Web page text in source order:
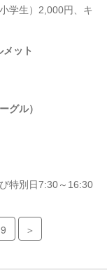
学生）2,000円、キ
ット
グル）
特別日7:30～16:30
9 ＞